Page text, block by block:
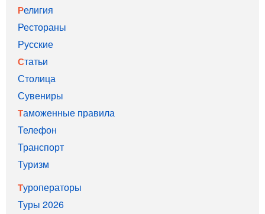
Религия
Рестораны
Русские
Статьи
Столица
Сувениры
Таможенные правила
Телефон
Транспорт
Туризм
Туроператоры
Туры 2026